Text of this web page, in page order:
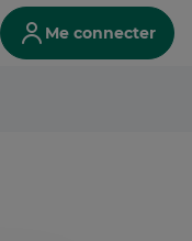
Me connecter